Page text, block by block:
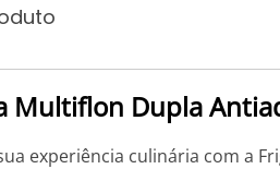
Multiflon Dupla
experiência culinária com a